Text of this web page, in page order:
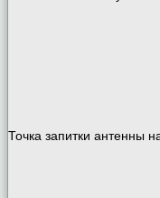
Точка запитки антенны